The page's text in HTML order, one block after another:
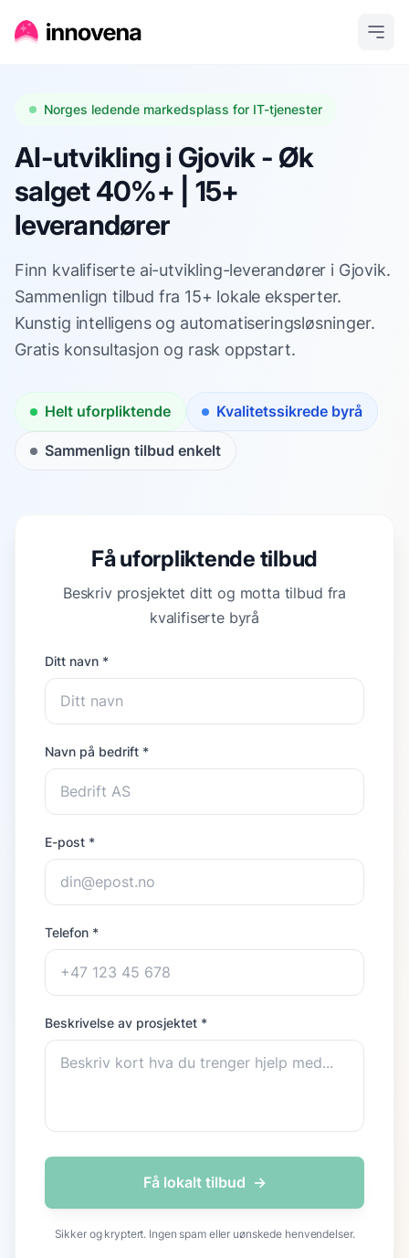
Norges ledende markedsplass for IT-tjenester
AI-utvikling i Gjovik - Øk
salget 40%+ | 15+
leverandører
Finn kvalifiserte ai-utvikling-leverandører i Gjovik.
Sammenlign tilbud fra 15+ lokale eksperter.
Kunstig intelligens og automatiseringsløsninger.
Gratis konsultasjon og rask oppstart.
Helt uforpliktende Kvalitetssikrede byrå
Sammenlign tilbud enkelt
Få uforpliktende tilbud
Beskriv prosjektet ditt og motta tilbud fra
kvalifiserte byrå
Ditt navn *
Navn på bedrift *
E-post *
Telefon *
Beskrivelse av prosjektet *
Få lokalt tilbud →
Sikker og kryptert. Ingen spam eller uønskede henvendelser.